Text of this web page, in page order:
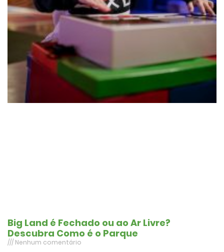
Big Land é Fechado ou ao Ar Livre?
Descubra Como é o Parque
Nenhum comentário